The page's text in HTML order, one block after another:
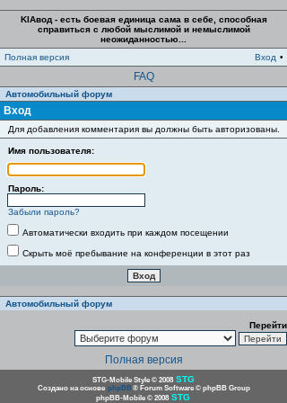
KIAвод - есть боевая единица сама в себе, способная
справиться с любой мыслимой и немыслимой
неожиданностью...
Полная версия
Вход •
FAQ
Автомобильный форум
Вход
Для добавления комментария вы должны быть авторизованы.
Имя пользователя:
Пароль:
Забыли пароль?
Автоматически входить при каждом посещении
Скрыть моё пребывание на конференции в этот раз
Автомобильный форум
Перейти
Полная версия
STG-Mobile Style © 2008 STG
Создано на основе phpBB® Forum Software © phpBB Group
phpBB-Mobile © 2008 STG